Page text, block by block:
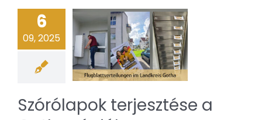
6
09, 2025
Szórólapok terjesztése a